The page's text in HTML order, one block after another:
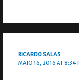
RICARDO SALAS
MAIO 16, 2016 AT 8:34